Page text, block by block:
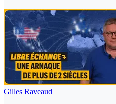
Gilles Raveaud